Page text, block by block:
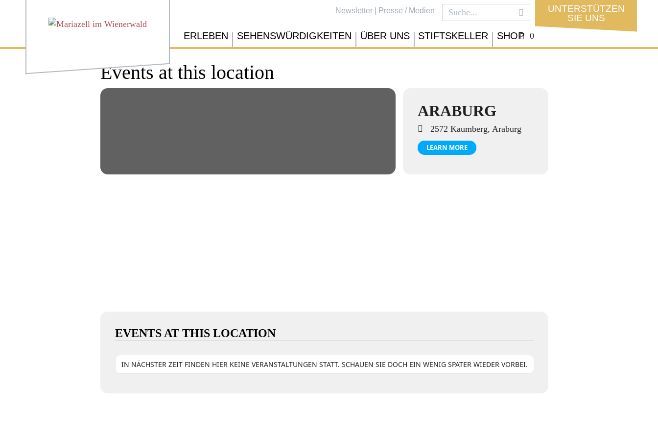
Newsletter Presse / Medien
UNTERSTÜTZEN
SIE UNS
ERLEBEN SEHENSWÜRDIGKEITEN ÜBER UNS STIFTSKELLER SHOP 0
Events at this location
ARABURG
2572 Kaumberg, Araburg
LEARN MORE
EVENTS AT THIS LOCATION
IN NÄCHSTER ZEIT FINDEN HIER KEINE VERANSTALTUNGEN STATT. SCHAUEN SIE DOCH EIN WENIG SPÄTER WIEDER VORBEI.